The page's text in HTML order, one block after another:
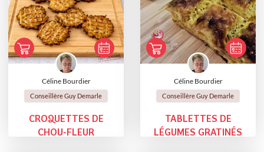
Céline Bourdier
Conseillère Guy Demarle
CROQUETTES DE
CHOU-FLEUR
Céline Bourdier
Conseillère Guy Demarle
TABLETTES DE
LÉGUMES GRATINÉS